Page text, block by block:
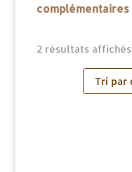
complémentaires
2 résultats affichés